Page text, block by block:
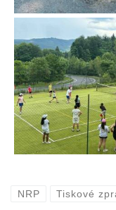
NRP Tiskové